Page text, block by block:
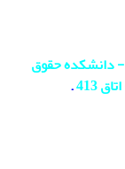
- دانشکده حقوق
.